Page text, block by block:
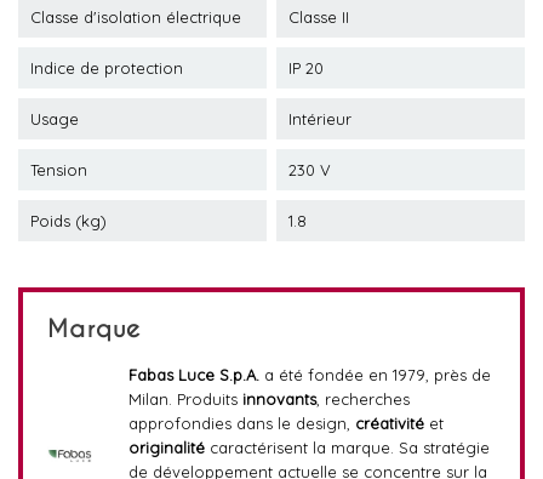
Classe d'isolation électrique Classe II
Indice de protection IP 20
Usage Intérieur
Tension 230 V
Poids (kg) 1.8
Marque
Fabas Luce S.p.A. a été fondée en 1979, près de
Milan. Produits innovants, recherches
approfondies dans le design, créativitéet
originalitécaractérisent la marque. Sa stratégie
de développement actuelle se concentre sur la